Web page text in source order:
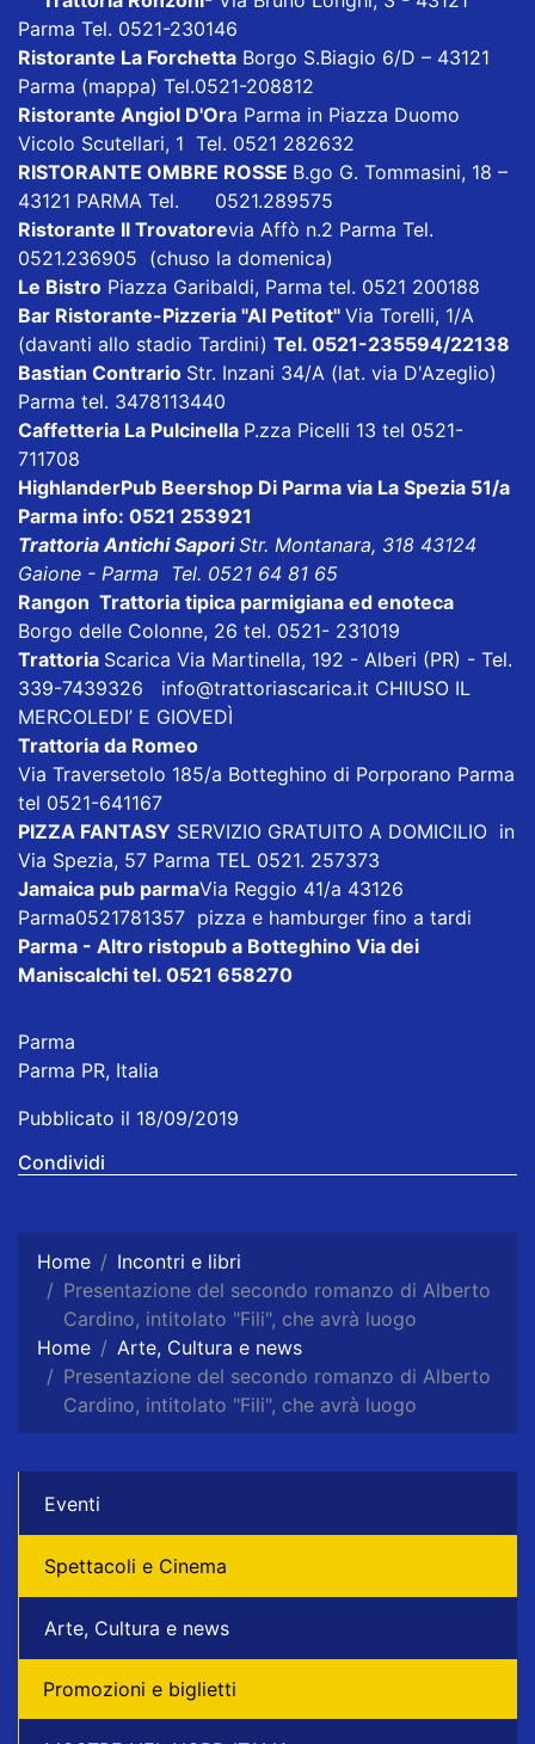
Parma Tel. 0521-230146
Ristorante La Forchetta Borgo S.Biagio 6/D – 43121
Parma (mappa) Tel.0521-208812
Ristorante Angiol D'Ora Parma in Piazza Duomo
Vicolo Scutellari, 1 Tel. 0521 282632
RISTORANTE OMBRE ROSSE B.go G. Tommasini, 18 –
43121 PARMA Tel. 0521.289575
Ristorante Il Trovatorevia Affò n.2 Parma Tel.
0521.236905 (chuso la domenica)
Le Bistro Piazza Garibaldi, Parma tel. 0521 200188
Bar Ristorante-Pizzeria "Al Petitot" Via Torelli, 1/A
(davanti allo stadio Tardini) Tel. 0521-235594/22138
Bastian Contrario Str. Inzani 34/A (lat. via D'Azeglio)
Parma tel. 3478113440
Caffetteria La Pulcinella P.zza Picelli 13 tel 0521-
711708
HighlanderPub Beershop Di Parma via La Spezia 51/a
Parma info: 0521 253921
Trattoria Antichi SaporiStr. Montanara, 318 43124
Gaione - Parma Tel. 0521 64 81 65
Rangon Trattoria tipica parmigiana ed enoteca
Borgo delle Colonne, 26 tel. 0521- 231019
Trattoria Scarica Via Martinella, 192 - Alberi (PR) - Tel.
339-7439326 info@trattoriascarica.it CHIUSO IL
MERCOLEDI’ E GIOVEDÌ
Trattoria da Romeo
Via Traversetolo 185/a Botteghino di Porporano Parma
tel 0521-641167
PIZZA FANTASY SERVIZIO GRATUITO A DOMICILIO in
Via Spezia, 57 Parma TEL 0521. 257373
Jamaica pub parmaVia Reggio 41/a 43126
Parma0521781357 pizza e hamburger fino a tardi
Parma - Altro ristopub a Botteghino Via dei
Maniscalchi tel. 0521 658270
Parma
Parma PR, Italia
Pubblicato il 18/09/2019
Condividi
Home
Incontri e libri
Presentazione del secondo romanzo di Alberto
Cardino, intitolato "Fili", che avrà luogo
Home
Arte, Cultura e news
Presentazione del secondo romanzo di Alberto
Cardino, intitolato "Fili", che avrà luogo
Eventi
Spettacoli e Cinema
Arte, Cultura e news
Promozioni e biglietti